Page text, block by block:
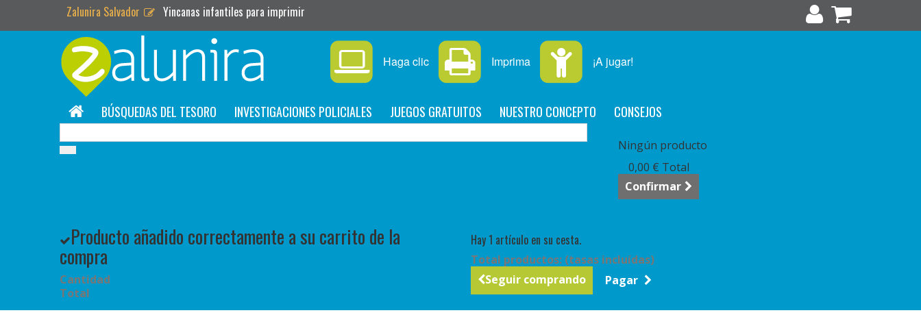
Zalunira Salvador Yincanas infantiles para imprimir
Haga clic Imprima ¡A jugar!
BÚSQUEDAS DEL TESORO INVESTIGACIONES POLICIALES JUEGOS GRATUITOS NUESTRO CONCEPTO CONSEJOS
Ningún producto
0,00 € Total
Confirmar
Producto añadido correctamente a su carrito de la
compra
Cantidad
Total
Hay 1 artículo en su cesta.
Total productos: (tasas incluídas)
Seguir comprando
Pagar